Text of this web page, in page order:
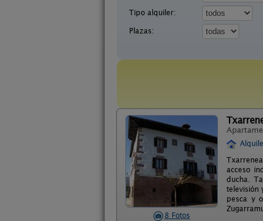
Tipo alquiler:
Plazas:
8 Fotos
acceso
ducha.
televisión
pesca y